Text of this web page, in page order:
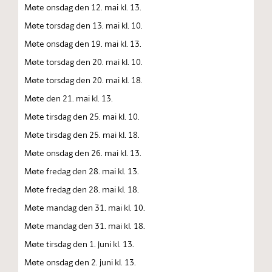
Møte onsdag den 12. mai kl. 13.
Møte torsdag den 13. mai kl. 10.
Møte onsdag den 19. mai kl. 13.
Møte torsdag den 20. mai kl. 10.
Møte torsdag den 20. mai kl. 18.
Møte den 21. mai kl. 13.
Møte tirsdag den 25. mai kl. 10.
Møte tirsdag den 25. mai kl. 18.
Møte onsdag den 26. mai kl. 13.
Møte fredag den 28. mai kl. 13.
Møte fredag den 28. mai kl. 18.
Møte mandag den 31. mai kl. 10.
Møte mandag den 31. mai kl. 18.
Møte tirsdag den 1. juni kl. 13.
Møte onsdag den 2. juni kl. 13.